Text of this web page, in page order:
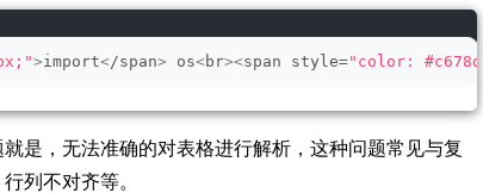
>import</span> os<br><span style="color:
是，无法准确的对表格进行解析，这种问题常见与复
列不对齐等。